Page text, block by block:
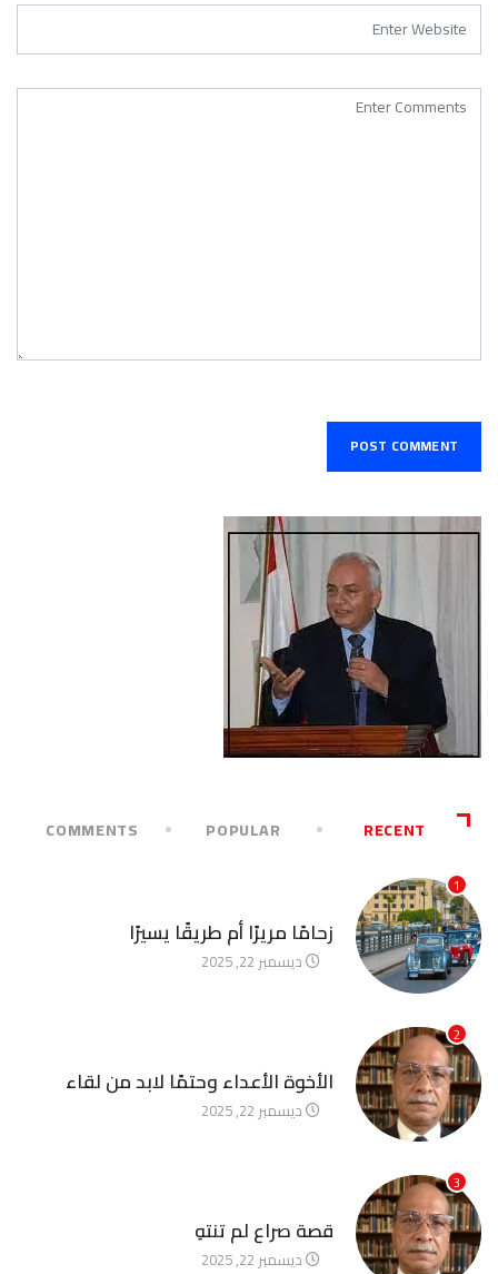
RECENT
POPULAR
COMMENTS
1
زحامًا مريرًا أم طريقًا يسيرًا
ديسمبر 22, 2025
2
الأخوة الأعداء وحتمًا لابد من لقاء
ديسمبر 22, 2025
3
قصة صراع لم تنتهِ
ديسمبر 22, 2025